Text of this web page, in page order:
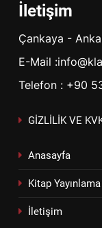
İletişim
Çankaya -
E-Mail
Telefon : +90
GİZLİLİK VE
Anasayfa
Kitap Yayınlama
İletişim